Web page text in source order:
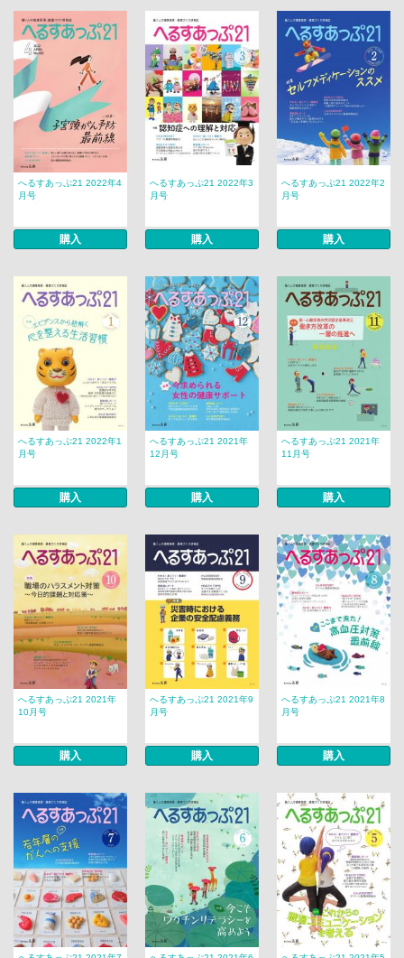
へるすあっぷ21 2022年4
月号
購入
へるすあっぷ21 2022年3
月号
購入
へるすあっぷ21 2022年2
月号
購入
へるすあっぷ21 2022年1
月号
購入
へるすあっぷ21 2021年
12月号
購入
へるすあっぷ21 2021年
11月号
購入
へるすあっぷ21 2021年
10月号
購入
へるすあっぷ21 2021年9
月号
購入
へるすあっぷ21 2021年8
月号
購入